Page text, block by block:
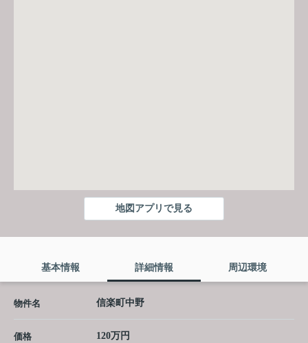
地図アプリで見る
基本情報 詳細情報 周辺環境
物件名 信楽町中野
価格 120万円